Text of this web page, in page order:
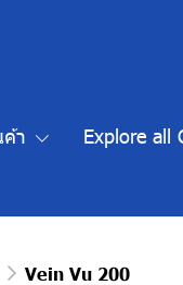
า Explore all
Vein Vu 200